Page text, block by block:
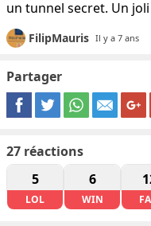
un tunnel secret. Un
FilipMauris Il y a 7 ans
Partager
27 réactions
5
LOL
6
WIN